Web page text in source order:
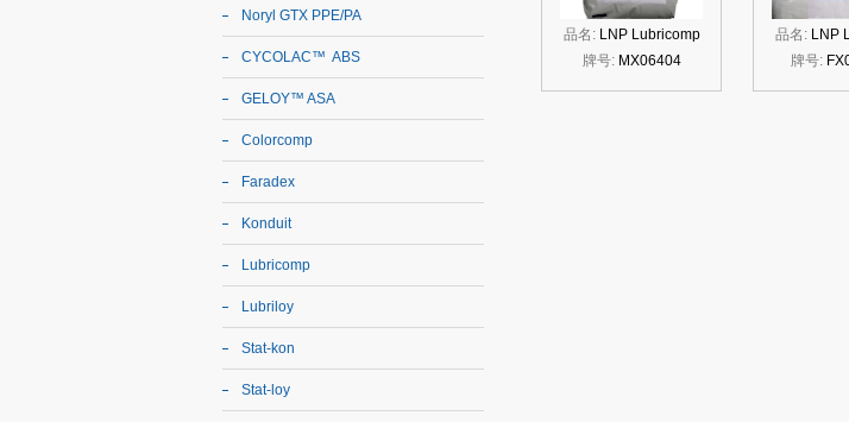
品名: LNP Lubricomp
牌号: MX06404
品名: LNP
牌号:
Noryl GTX PPE/PA
CYCOLAC™ ABS
GELOY™ ASA
Colorcomp
Faradex
Konduit
Lubricomp
Lubriloy
Stat-kon
Stat-loy